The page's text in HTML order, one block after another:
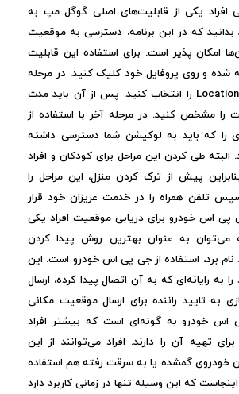
افراد یکی از قابلیت‌های اصلی گوگل مپ به
بدانید که در این برنامه، دسترسی به موقعیت
آن‌ها امکان پذیر است. برای استفاده این قابلیت
شده و روی پروفایل خود کلیک کنید. در مرحله
بعد گزینه Location Sharing را انتخاب کنید. پس از آن باید مدت
را مشخص کنید. در مرحله آخر با استفاده از
را که باید به لوکیشن شما دسترسی داشته
البته طی کردن این مراحل برای کودکان و افراد
پیش از ترک کردن منزل، این مراحل را
تلفن همراه را در خدمت عزیزان خود قرار
پی اس خودرو برای دریابی موقعیت افراد یکی
می‌توان به عنوان بهترین روش پیدا کردن
نام برد، استفاده از جی پی اس خودرو است. این
به رایانه‌ای که به آن اتصال پیدا کرده، ارسال
به تایید راننده برای ارسال موقعیت مکانی
اس خودرو به گونه‌ای است که بیشتر افراد
تهیه آن را دارند. افراد می‌توانند از این
خودروی گمشده یا به سرقت رفته هم استفاده
که این وسیله تنها در زمانی کاربرد دارد